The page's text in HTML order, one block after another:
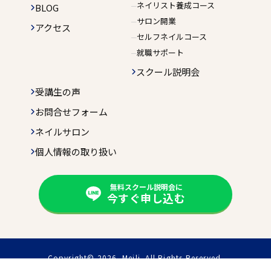
BLOG
アクセス
ネイリスト養成コース
サロン開業
セルフネイルコース
就職サポート
スクール説明会
受講生の声
お問合せフォーム
ネイルサロン
個人情報の取り扱い
無料スクール説明会に
今すぐ申し込む